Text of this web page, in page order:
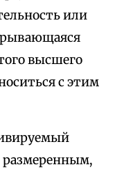
или
высшего
с этим